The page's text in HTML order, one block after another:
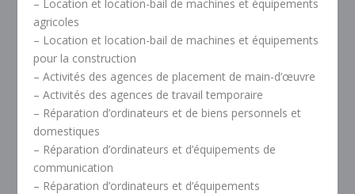
– Location et location-bail de machines et équipements
agricoles
– Location et location-bail de machines et équipements
pour la construction
– Activités des agences de placement de main-d’œuvre
– Activités des agences de travail temporaire
– Réparation d’ordinateurs et de biens personnels et
domestiques
– Réparation d’ordinateurs et d’équipements de
communication
– Réparation d’ordinateurs et d’équipements